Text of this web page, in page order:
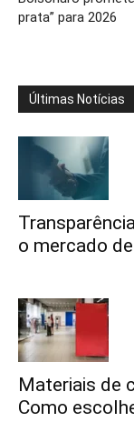
prata” para 2026
Últimas Notícias
o mercado
Materiais de
Como